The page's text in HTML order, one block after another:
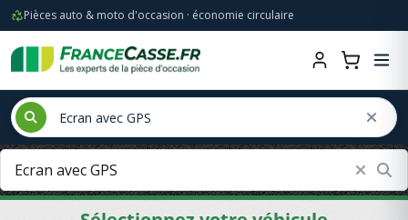
Pièces auto & moto d'occasion · économie circulaire